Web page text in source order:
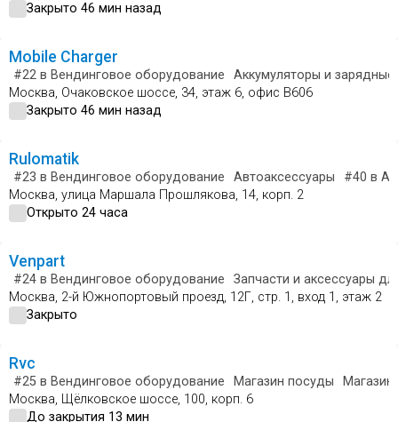
Закрыто 46 мин назад
Mobile Charger
#22 в Вендинговое оборудование
Аккумуляторы и зарядные
Москва, Очаковское шоссе, 34, этаж 6, офис B606
Закрыто 46 мин назад
Rulomatik
#23 в Вендинговое оборудование Автоаксессуары #40 в
Москва, улица Маршала Прошлякова, 14, корп. 2
Открыто 24 часа
Venpart
#24 в Вендинговое оборудование
Запчасти и аксессуары
Москва, 2-й Южнопортовый проезд, 12Г, стр. 1, вход 1, этаж 2
Закрыто
Rvc
#25 в Вендинговое оборудование Магазин посуды
Магазин
Москва, Щёлковское шоссе, 100, корп. 6
До закрытия 13 мин